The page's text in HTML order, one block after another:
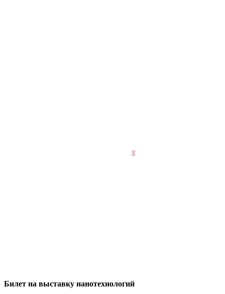
Билет на выставку нанотехнологий